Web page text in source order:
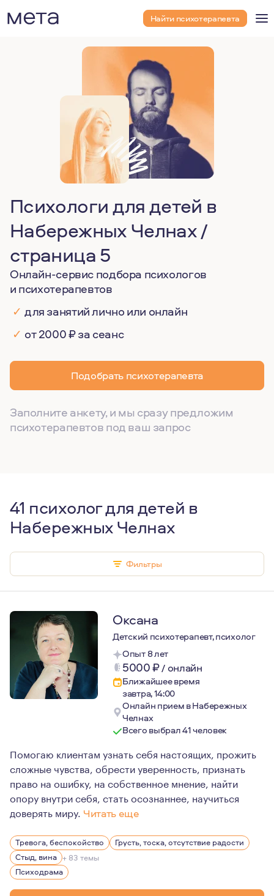
Найти психотерапевта
Психологи для детей в
Набережных Челнах /
страница 5
Онлайн-сервис подбора психологов
и психотерапевтов
✓ для занятий лично или онлайн
✓ от 2000 ₽ за сеанс
Подобрать психотерапевта
Заполните анкету, и мы сразу предложим
психотерапевтов под ваш запрос
41 психолог для детей в
Набережных Челнах
Фильтры
Оксана
Детский психотерапевт, психолог
Опыт 8 лет
5000₽/ онлайн
Ближайшее время
завтра, 14:00
Онлайн прием в Набережных
Челнах
Всего выбрал 41 человек
Помогаю клиентам узнать себя настоящих, прожить
сложные чувства, обрести уверенность, признать
право на ошибку, на собственное мнение, найти
опору внутри себя, стать осознаннее, научиться
доверять миру. Читать еще
Для меня психотерапия - это про любовь к себе, про
Тревога, беспокойство
Грусть, тоска, отсутствие радости
Стыд, вина + 83 темы
Психодрама